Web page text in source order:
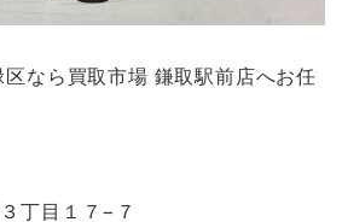
なら買取市場 鎌取駅前店へお任
丁目１７−７